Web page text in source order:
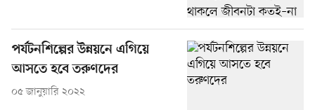
পর্যটনশিল্পের উন্নয়নে এগিয়ে
আসতে হবে তরুণদের
০৫ জানুয়ারি ২০২২